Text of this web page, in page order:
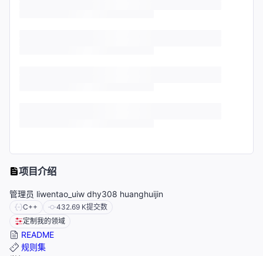
项目介绍
管理员 liwentao_uiw dhy308 huanghuijin
C++ 432.69 K提交数
定制我的领域
README
规则集